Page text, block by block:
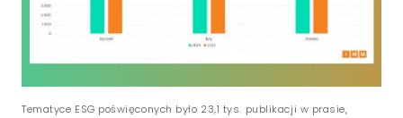
Tematyce ESG poświęconych było 23,1 tys. publikacji w prasie,